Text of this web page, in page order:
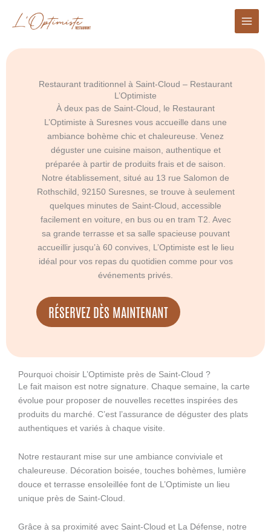
Restaurant traditionnel à Saint-Cloud – Restaurant
L’Optimiste
À deux pas de Saint-Cloud, le Restaurant
L’Optimiste à Suresnes vous accueille dans une
ambiance bohème chic et chaleureuse. Venez
déguster une cuisine maison, authentique et
préparée à partir de produits frais et de saison.
Notre établissement, situé au 13 rue Salomon de
Rothschild, 92150 Suresnes, se trouve à seulement
quelques minutes de Saint-Cloud, accessible
facilement en voiture, en bus ou en tram T2. Avec
sa grande terrasse et sa salle spacieuse pouvant
accueillir jusqu’à 60 convives, L’Optimiste est le lieu
idéal pour vos repas du quotidien comme pour vos
événements privés.
RÉSERVEZ DÈS MAINTENANT
Pourquoi choisir L’Optimiste près de Saint-Cloud ?
Le fait maison est notre signature. Chaque semaine, la carte
évolue pour proposer de nouvelles recettes inspirées des
produits du marché. C’est l’assurance de déguster des plats
authentiques et variés à chaque visite.
Notre restaurant mise sur une ambiance conviviale et
chaleureuse. Décoration boisée, touches bohèmes, lumière
douce et terrasse ensoleillée font de L’Optimiste un lieu
unique près de Saint-Cloud.
Grâce à sa proximité avec Saint-Cloud et La Défense, notre